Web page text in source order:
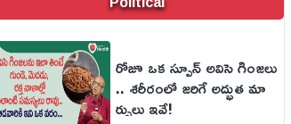
రోజూ ఒక స్పూన్ అవిసె గింజలు
.. శరీరంలో జరిగే అద్భుత మా
ర్పులు ఇవే!